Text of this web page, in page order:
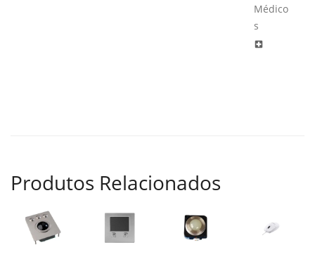
Médico
s
local_hospital
Produtos Relacionados